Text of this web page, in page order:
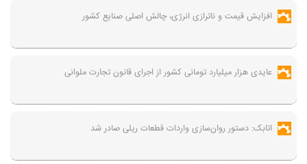
افزایش قیمت و ناترازی انرژی، چالش اصلی صنایع کشور
عایدی هزار میلیارد تومانی کشور از اجرای قانون تجارت ملوانی
اتابک: دستور روان‌سازی واردات قطعات ریلی صادر شد